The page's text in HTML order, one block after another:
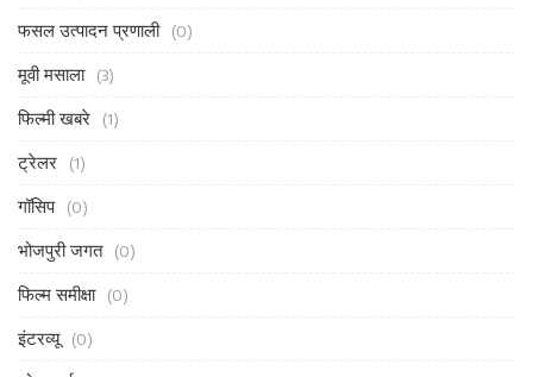
फसल उत्पादन प्रणाली (0)
मूवी मसाला (3)
फिल्मी खबरे (1)
ट्रेलर (1)
गॉसिप (0)
भोजपुरी जगत (0)
फिल्म समीक्षा (0)
इंटरव्यू (0)